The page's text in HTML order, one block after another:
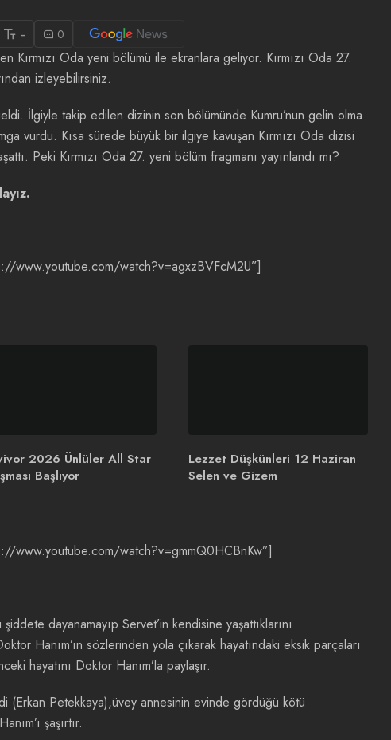
- 0
Kırmızı Oda yeni bölümü ile ekranlara geliyor. Kırmızı Oda 27.
izleyebilirsiniz.
İlgiyle takip edilen dizinin son bölümünde Kumru’nun gelin olma
vurdu. Kısa sürede büyük bir ilgiye kavuşan Kırmızı Oda dizisi
Peki Kırmızı Oda 27. yeni bölüm fragmanı yayınlandı mı?
www.youtube.com/watch?v=agxzBVFcM2U”]
2026 Ünlüler All Star
Başlıyor
Lezzet Düşkünleri 12 Haziran
Selen ve Gizem
www.youtube.com/watch?v=gmmQ0HCBnKw”]
dayanamayıp Servet’in kendisine yaşattıklarını
Hanım’ın sözlerinden yola çıkarak hayatındaki eksik parçaları
hayatını Doktor Hanım’la paylaşır.
(Erkan Petekkaya),üvey annesinin evinde gördüğü kötü
şaşırtır.